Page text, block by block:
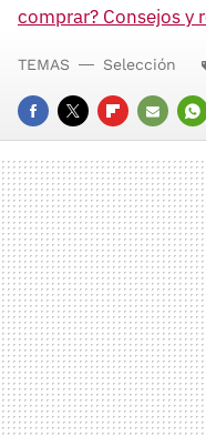
comprar? Consejos y
FACEBOOK
TWITTERFLIPBOARD
E-
MAIL
TEMAS Selección